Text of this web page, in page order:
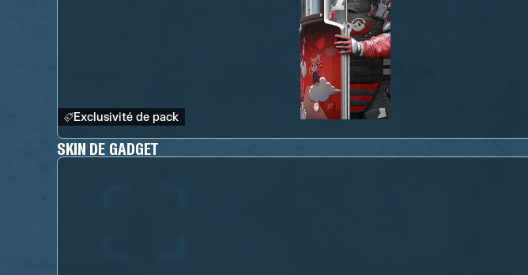
Exclusivité de pack
SKIN DE GADGET